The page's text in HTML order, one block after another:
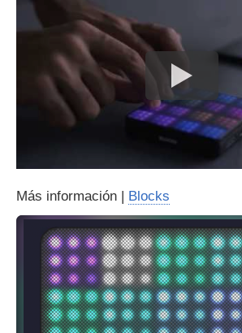
Más información | Blocks